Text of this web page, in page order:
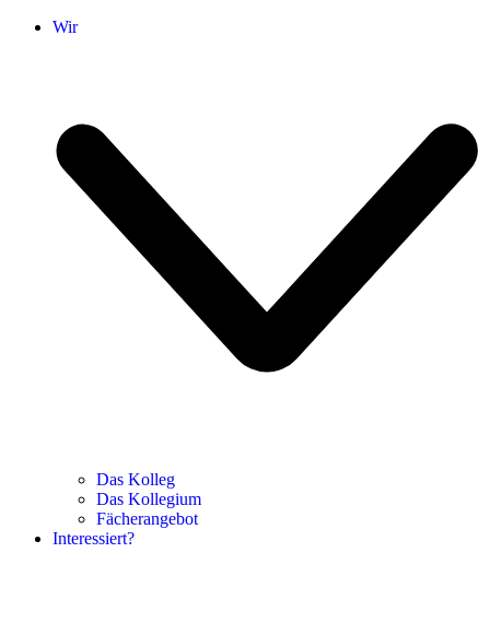
Wir
Das Kolleg
Das Kollegium
Fächerangebot
Interessiert?